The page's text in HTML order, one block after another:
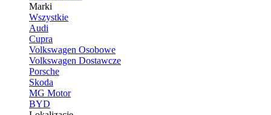
Marki
Wszystkie
Audi
Cupra
Volkswagen Osobowe
Volkswagen Dostawcze
Porsche
Skoda
MG Motor
BYD